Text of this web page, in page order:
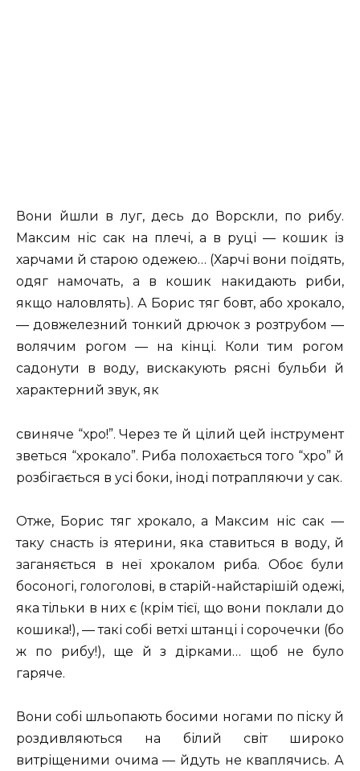
Вони йшли в луг, десь до Ворскли, по рибу.
Максим ніс сак на плечі, а в руці — кошик із
харчами й старою одежею… (Харчі вони поїдять,
одяг намочать, а в кошик накидають риби,
якщо наловлять). А Борис тяг бовт, або хрокало,
— довжелезний тонкий дрючок з розтрубом —
волячим рогом — на кінці. Коли тим рогом
садонути в воду, вискакують рясні бульби й
характерний звук, як
свиняче “хро!”. Через те й цілий цей інструмент
зветься “хрокало”. Риба полохається того “хро” й
розбігається в усі боки, іноді потрапляючи у сак.
Отже, Борис тяг хрокало, а Максим ніс сак —
таку снасть із ятерини, яка ставиться в воду, й
заганяється в неї хрокалом риба. Обоє були
босоногі, гологолові, в старій-найстарішій одежі,
яка тільки в них є (крім тієї, що вони поклали до
кошика!), — такі собі ветхі штанці і сорочечки (бо
ж по рибу!), ще й з дірками… щоб не було
гаряче.
Вони собі шльопають босими ногами по піску й
роздивляються на білий світ широко
витріщеними очима — йдуть не кваплячись. А